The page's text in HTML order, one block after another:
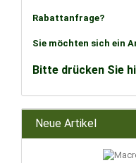
Rabattanfrage?
Sie möchten sich ein
Bitte drücken Sie
Neue Artikel